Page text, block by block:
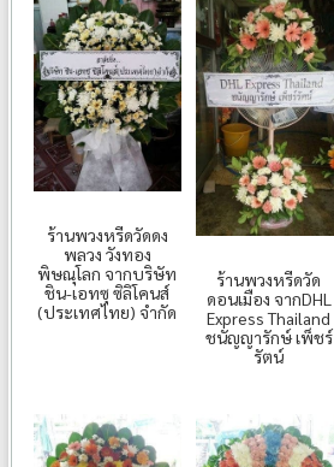
ร้านพวงหรีดวัดดง
พลวง วังทอง
พิษณุโลก จากบริษัท
ชิน-เอทซุ ซิลิโคนส์
(ประเทศไทย) จำกัด
ร้านพวงหรีดวัด
ดอนเมือง จากDHL
Express Thailand
ชนัญญารักษ์ เพ็ชร์
รัตน์